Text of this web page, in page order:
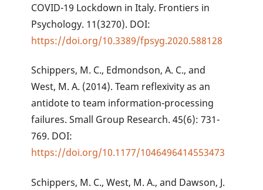
COVID-19 Lockdown in Italy. Frontiers in
Psychology. 11(3270). DOI:
https://doi.org/10.3389/fpsyg.2020.588128
Schippers, M. C., Edmondson, A. C., and
West, M. A. (2014). Team reflexivity as an
antidote to team information-processing
failures. Small Group Research. 45(6): 731-
769. DOI:
https://doi.org/10.1177/1046496414553473
Schippers, M. C., West, M. A., and Dawson, J.